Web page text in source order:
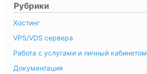
Рубрики
Хостинг
VPS/VDS сервера
Работа с услугами и личный кабинетом
Документация